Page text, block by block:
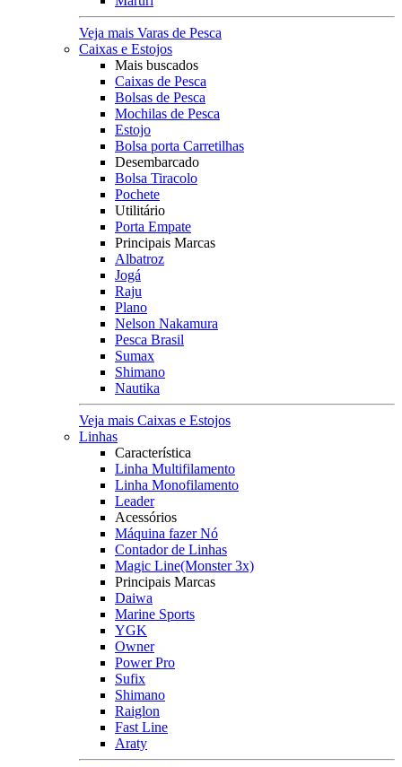
Veja mais Varas de Pesca
Caixas e Estojos
Mais buscados
Caixas de Pesca
Bolsas de Pesca
Mochilas de Pesca
Estojo
Bolsa porta Carretilhas
Desembarcado
Bolsa Tiracolo
Pochete
Utilitário
Porta Empate
Principais Marcas
Albatroz
Jogá
Raju
Plano
Nelson Nakamura
Pesca Brasil
Sumax
Shimano
Nautika
Veja mais Caixas e Estojos
Linhas
Característica
Linha Multifilamento
Linha Monofilamento
Leader
Acessórios
Máquina fazer Nó
Contador de Linhas
Magic Line(Monster 3x)
Principais Marcas
Daiwa
Marine Sports
YGK
Owner
Power Pro
Sufix
Shimano
Raiglon
Fast Line
Araty